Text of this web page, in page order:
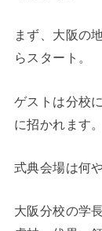
まず、大阪の
らスタート。
ゲストは分校
に招かれます。
式典会場は何
大阪分校の学